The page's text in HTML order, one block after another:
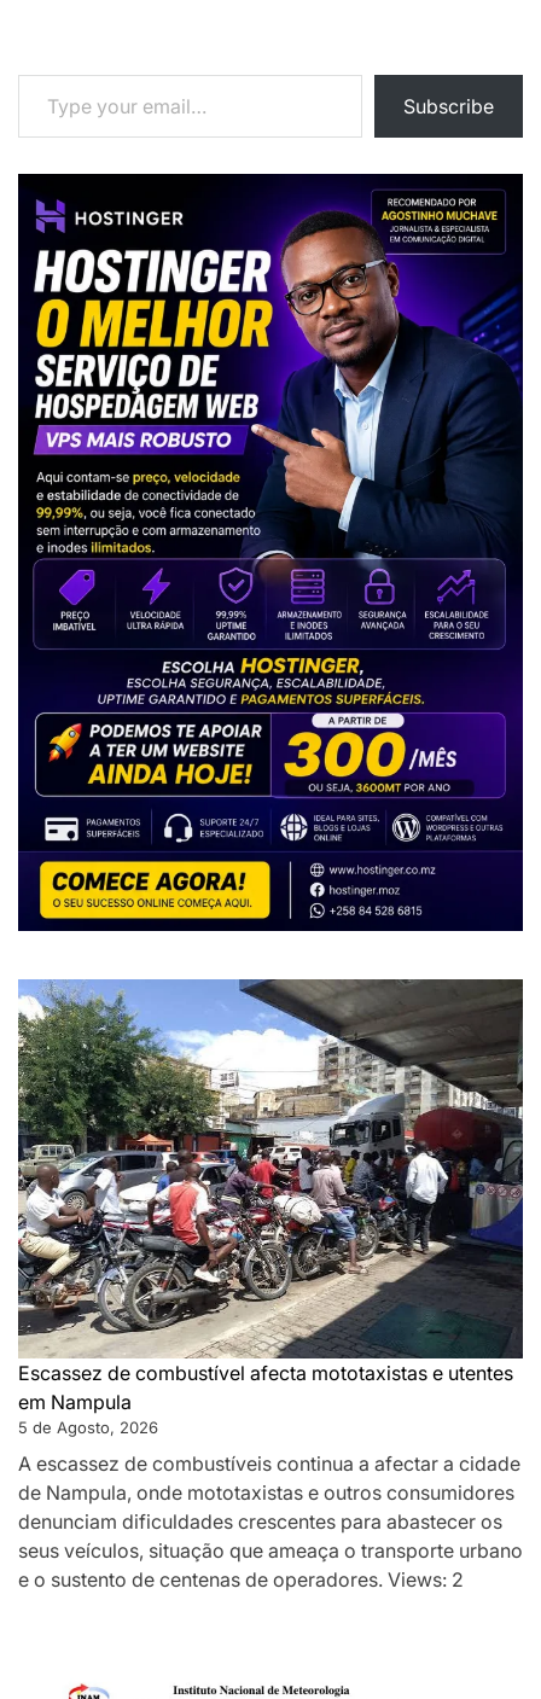
Type your email…
Subscribe
Escassez de combustível afecta mototaxistas e utentes
em Nampula
5 de Agosto, 2026
A escassez de combustíveis continua a afectar a cidade
de Nampula, onde mototaxistas e outros consumidores
denunciam dificuldades crescentes para abastecer os
seus veículos, situação que ameaça o transporte urbano
e o sustento de centenas de operadores. Views: 2